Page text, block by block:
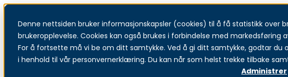
Denne nettsiden bruker informasjonskapsler (cookies) til å få statistikk over
brukeropplevelse. Cookies kan også brukes i forbindelse med markedsføring
For å fortsette må vi be om ditt samtykke. Ved å gi ditt samtykke, godtar du
i henhold til vår personvernerklæring. Du kan når som helst trekke tilbake
Administrer
Tjenester